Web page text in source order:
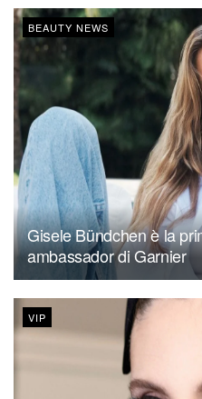
BEAUTY NEWS
Gisele Bündchen è la
ambassador di Garnier
VIP